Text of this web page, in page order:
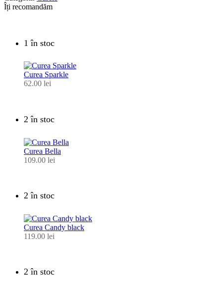
Îți recomandăm
1 în stoc
Curea Sparkle
62.00 lei
2 în stoc
Curea Bella
109.00 lei
2 în stoc
Curea Candy black
119.00 lei
2 în stoc